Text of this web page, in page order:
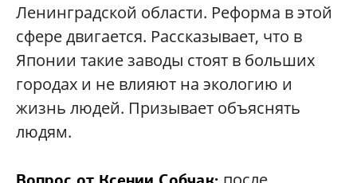
Ленинградской области. Реформа в этой
сфере двигается. Рассказывает, что в
Японии такие заводы стоят в больших
городах и не влияют на экологию и
жизнь людей. Призывает объяснять
людям.